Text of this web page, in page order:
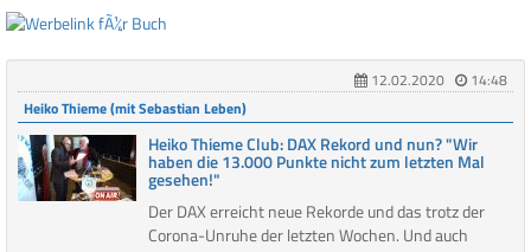
12.02.2020
14:48
Heiko Thieme (mit Sebastian Leben)
Heiko Thieme Club: DAX Rekord und nun? "Wir
haben die 13.000 Punkte nicht zum letzten Mal
gesehen!"
Der DAX erreicht neue Rekorde und das trotz der
Corona-Unruhe der letzten Wochen. Und auch